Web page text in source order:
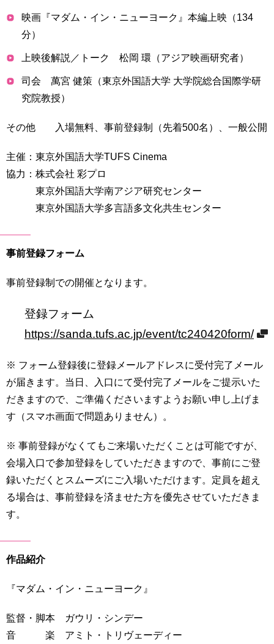
映画『マダム・イン・ニューヨーク』本編上映（134
分）
上映後解説／トーク 松岡 環（アジア映画研究者）
司会 萬宮 健策（東京外国語大学 大学院総合国際学研
究院教授）
その他 入場無料、事前登録制（先着500名）、一般公開
主催：東京外国語大学TUFS Cinema
協力：株式会社 彩プロ
東京外国語大学南アジア研究センター
東京外国語大学多言語多文化共生センター
事前登録フォーム
事前登録制での開催となります。
登録フォーム
https://sanda.tufs.ac.jp/event/tc240420form/
※ フォーム登録後に登録メールアドレスに受付完了メール
が届きます。当日、入口にて受付完了メールをご提示いた
だきますので、ご準備くださいますようお願い申し上げま
す（スマホ画面で問題ありません）。
※ 事前登録がなくてもご来場いただくことは可能ですが、
会場入口で参加登録をしていただきますので、事前にご登
録いただくとスムーズにご入場いただけます。定員を超え
る場合は、事前登録を済ませた方を優先させていただきま
す。
作品紹介
『マダム・イン・ニューヨーク』
監督・脚本 ガウリ・シンデー
音 楽 アミト・トリヴェーディー